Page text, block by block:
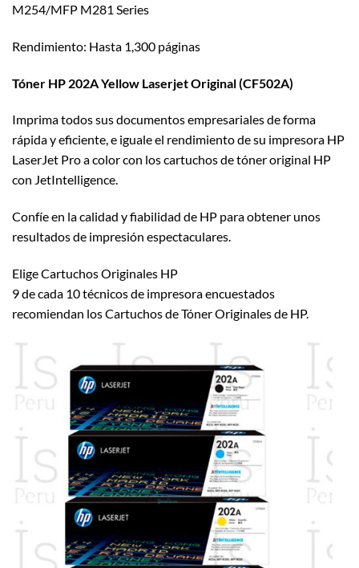
M254/MFP M281 Series
Rendimiento: Hasta 1,300 páginas
Tóner HP 202A Yellow Laserjet Original (CF502A)
Imprima todos sus documentos empresariales de forma
rápida y eficiente, e iguale el rendimiento de su impresora HP
LaserJet Pro a color con los cartuchos de tóner original HP
con JetIntelligence.
Confíe en la calidad y fiabilidad de HP para obtener unos
resultados de impresión espectaculares.
Elige Cartuchos Originales HP
9 de cada 10 técnicos de impresora encuestados
recomiendan los Cartuchos de Tóner Originales de HP.